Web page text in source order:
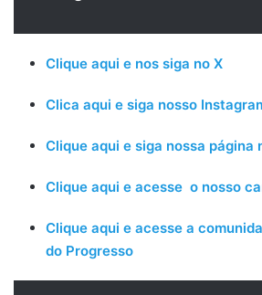
Clique aqui e nos siga no X
Clica aqui e siga nosso
Clique aqui e siga nossa página
Clique aqui e acesse o nosso
Clique aqui e acesse a
do Progresso